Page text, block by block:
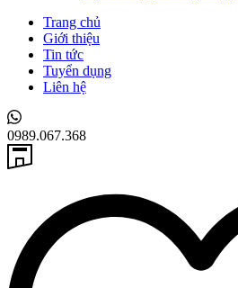
Trang chủ
Giới thiệu
Tin tức
Tuyển dụng
Liên hệ
0989.067.368